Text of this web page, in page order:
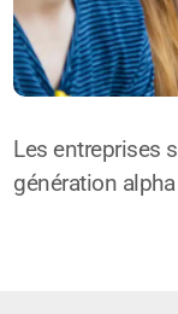
Les entreprises
génération alpha